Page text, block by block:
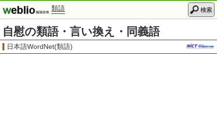
類語 検索
自慰の類語・言い換え・同義語
日本語WordNet(類語)